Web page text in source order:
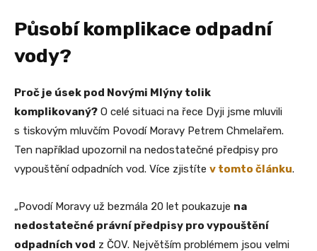
Působí komplikace odpadní
vody?
Proč je úsek pod Novými Mlýny tolik
komplikovaný? O celé situaci na řece Dyji jsme mluvili
s tiskovým mluvčím Povodí Moravy Petrem Chmelařem.
Ten například upozornil na nedostatečné předpisy pro
vypouštění odpadních vod. Více zjistíte v tomto článku.
„Povodí Moravy už bezmála 20 let poukazuje na
nedostatečné právní předpisy pro vypouštění
odpadních vod z ČOV. Největším problémem jsou velmi